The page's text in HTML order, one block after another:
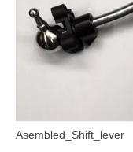
Asembled_Shift_lever